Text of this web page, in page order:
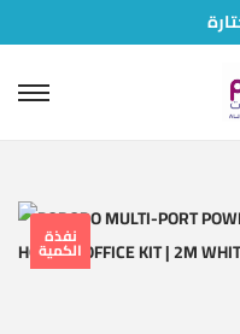
نفذة
الكمية